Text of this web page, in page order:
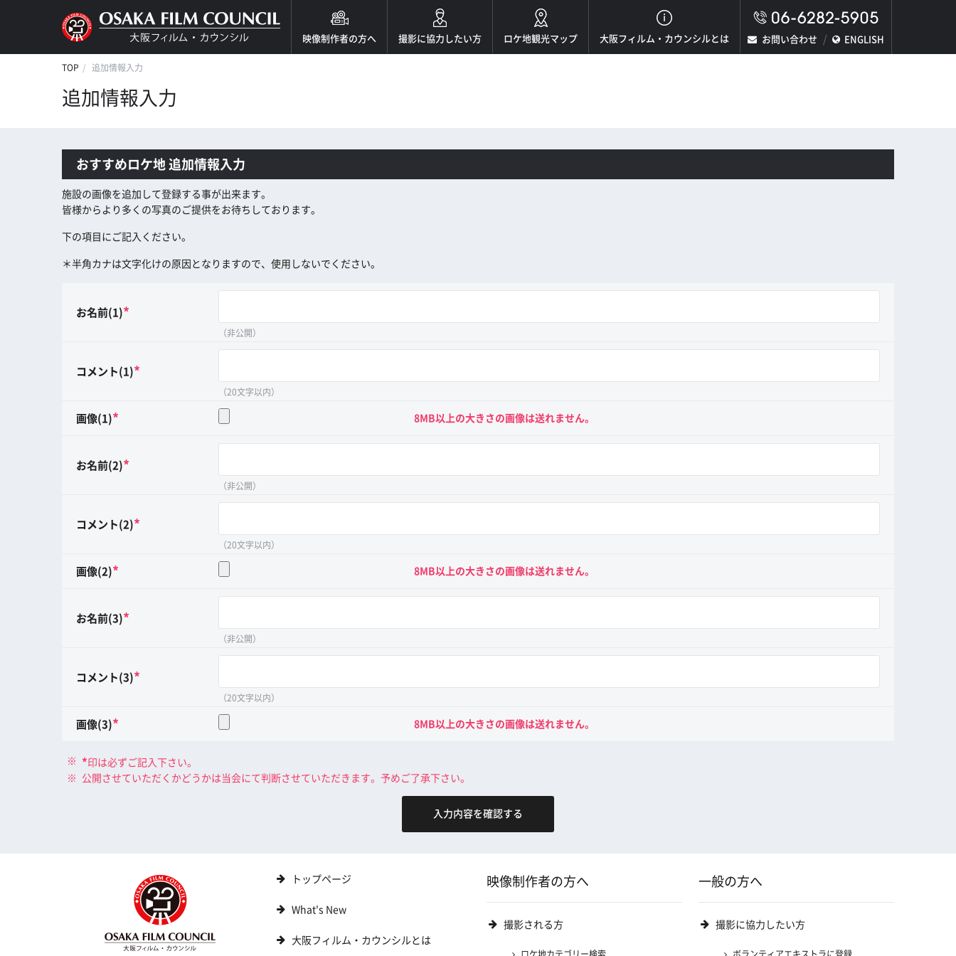
映像制作者の方へ 撮影に協力したい方 ロケ地観光マップ 大阪フィルム・カウンシルとは お問い合わせ ENGLISH
TOP 追加情報入力
追加情報入力
おすすめロケ地 追加情報入力
施設の画像を追加して登録する事が出来ます。
皆様からより多くの写真のご提供をお待ちしております。
下の項目にご記入ください。
＊半角カナは文字化けの原因となりますので、使用しないでください。
お名前(1)*
（非公開）
コメント(1)*
（20文字以内）
画像(1)* 8MB以上の大きさの画像は送れません。
お名前(2)*
（非公開）
コメント(2)*
（20文字以内）
画像(2)* 8MB以上の大きさの画像は送れません。
お名前(3)*
（非公開）
コメント(3)*
（20文字以内）
画像(3)* 8MB以上の大きさの画像は送れません。
* 印は必ずご記入下さい。
公開させていただくかどうかは当会にて判断させていただきます。予めご了承下さい。
トップページ
What's New
大阪フィルム・カウンシルとは
映像制作者の方へ
撮影される方
ロケ地カテゴリー検索
一般の方へ
撮影に協力したい方
ボランティアエキストラに登録